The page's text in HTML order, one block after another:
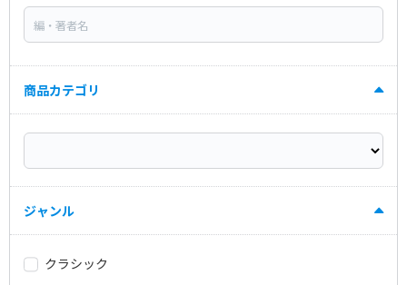
商品カテゴリ
ジャンル
クラシック